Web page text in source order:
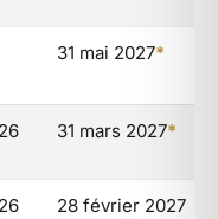
31 mai 2027*
31 mars 2027*
28 février 2027